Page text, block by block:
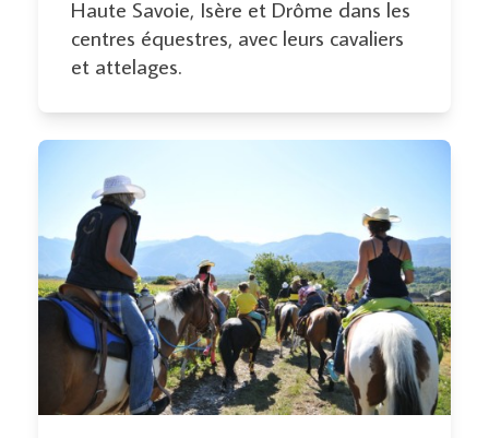
Haute Savoie, Isère et Drôme dans les
centres équestres, avec leurs cavaliers
et attelages.